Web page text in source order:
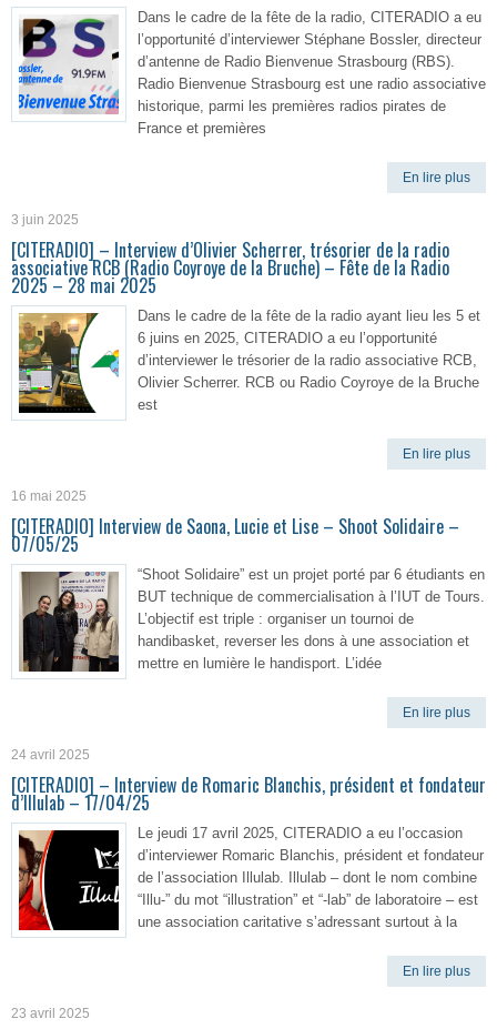
Dans le cadre de la fête de la radio, CITERADIO a eu
l’opportunité d’interviewer Stéphane Bossler, directeur
d’antenne de Radio Bienvenue Strasbourg (RBS).
Radio Bienvenue Strasbourg est une radio associative
historique, parmi les premières radios pirates de
France et premières
En lire plus
3 juin 2025
[CITERADIO] – Interview d’Olivier Scherrer, trésorier de la radio
associative RCB (Radio Coyroye de la Bruche) – Fête de la Radio
2025 – 28 mai 2025
Dans le cadre de la fête de la radio ayant lieu les 5 et
6 juins en 2025, CITERADIO a eu l’opportunité
d’interviewer le trésorier de la radio associative RCB,
Olivier Scherrer. RCB ou Radio Coyroye de la Bruche
est
En lire plus
16 mai 2025
[CITERADIO] Interview de Saona, Lucie et Lise – Shoot Solidaire –
07/05/25
“Shoot Solidaire” est un projet porté par 6 étudiants en
BUT technique de commercialisation à l’IUT de Tours.
L’objectif est triple : organiser un tournoi de
handibasket, reverser les dons à une association et
mettre en lumière le handisport. L’idée
En lire plus
24 avril 2025
[CITERADIO] – Interview de Romaric Blanchis, président et fondateur
d’Illulab – 17/04/25
Le jeudi 17 avril 2025, CITERADIO a eu l’occasion
d’interviewer Romaric Blanchis, président et fondateur
de l’association Illulab. Illulab – dont le nom combine
“Illu-” du mot “illustration” et “-lab” de laboratoire – est
une association caritative s’adressant surtout à la
En lire plus
23 avril 2025